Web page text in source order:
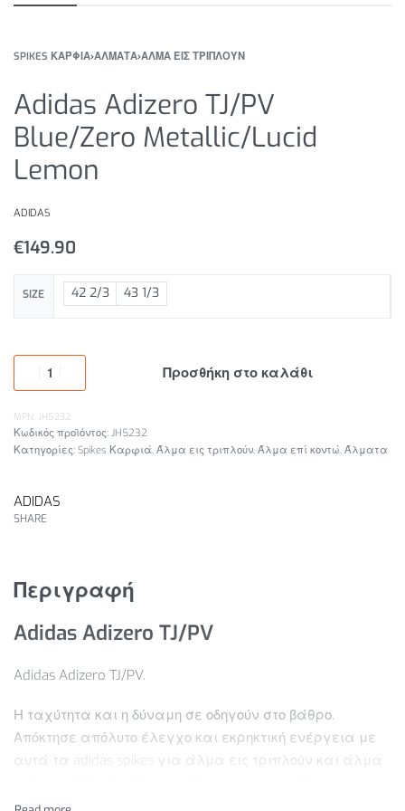
SPIKES ΚΑΡΦΙΑ›ΑΛΜΑΤΑ›ΑΛΜΑ ΕΙΣ ΤΡΙΠΛΟΥΝ
Adidas Adizero TJ/PV
Blue/Zero Metallic/Lucid
Lemon
ADIDAS
€149.90
SIZE 42 2/3 43 1/3
Προσθήκη στο καλάθι
MPN: JH5232
JH5232
Κατηγορίες: Spikes Καρφιά, Άλμα εις τριπλούν, Άλμα επί κοντώ, Άλματα
ADIDAS
SHARE
Περιγραφή
Adidas Adizero TJ/PV
Adidas Adizero TJ/PV.
Η ταχύτητα και η δύναμη σε οδηγούν στο βάθρο.
Απόκτησε απόλυτο έλεγχο και εκρηκτική ενέργεια με
αυτά τα adidas spikes για άλμα εις τριπλούν και άλμα
αίσθηση με την τεχνολογία απορρόφησης κραδασμών